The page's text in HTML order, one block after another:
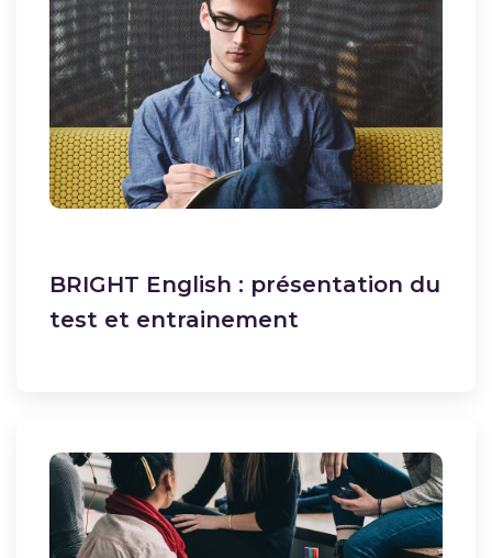
BRIGHT English : présentation du
test et entrainement